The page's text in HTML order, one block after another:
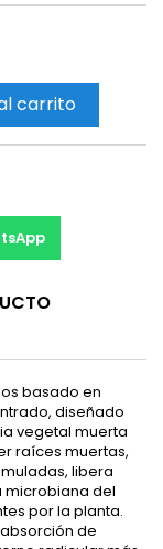
carrito
basado en
diseñado
vegetal muerta
raíces muertas,
libera
microbiana del
por la planta.
de